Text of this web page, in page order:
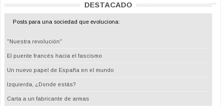
DESTACADO
Posts para una sociedad que evoluciona:
"Nuestra revolución"
El puente francés hacia el fascismo
Un nuevo papel de España en el mundo
Izquierda, ¿Donde estás?
Carta a un fabricante de armas